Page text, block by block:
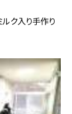
ク入り手作り